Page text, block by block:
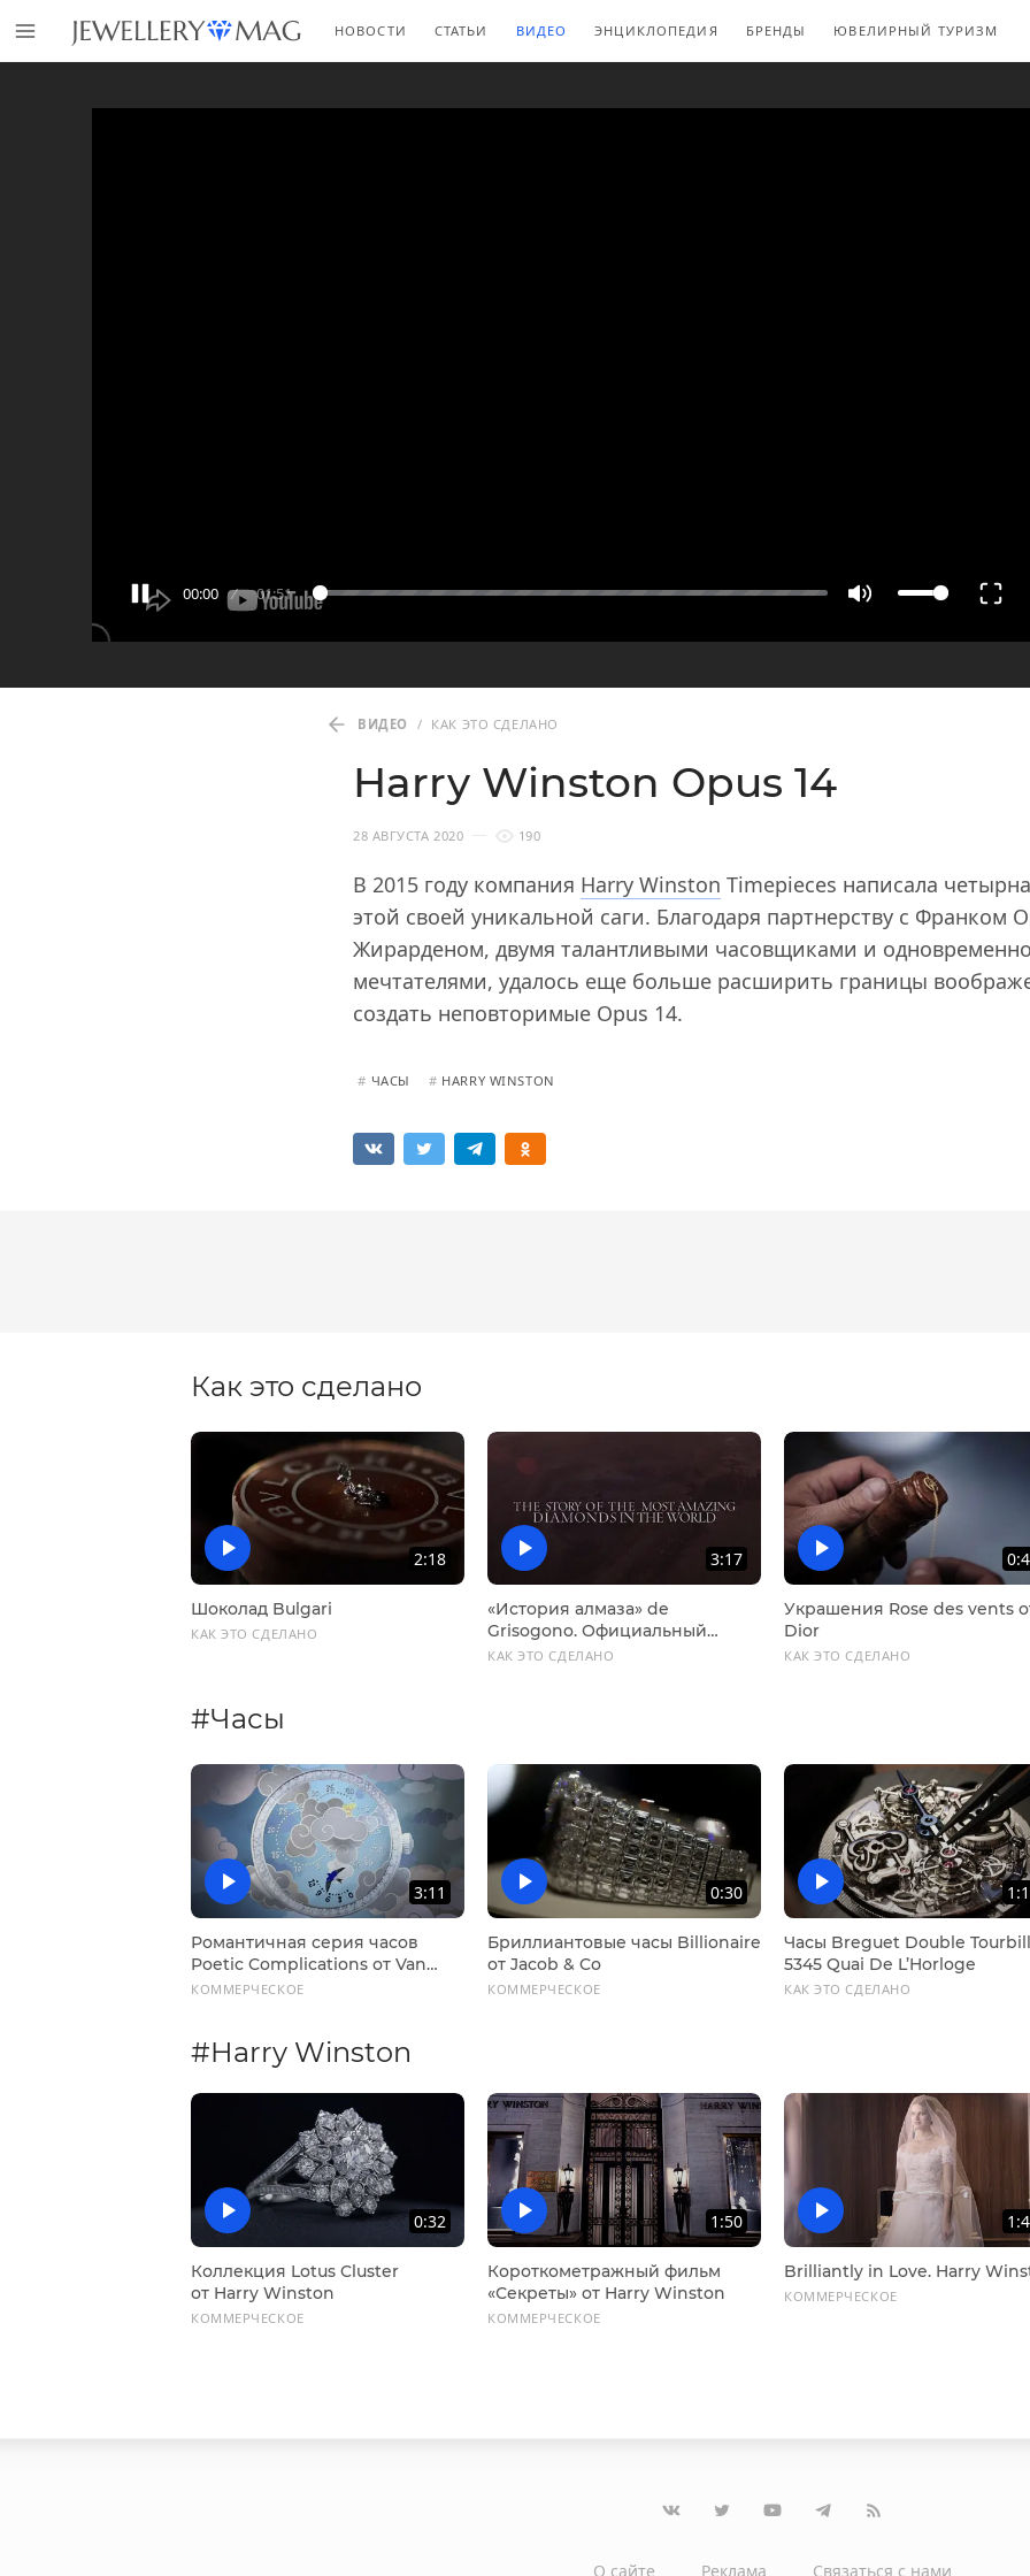
НОВОСТИ СТАТЬИ ВИДЕО ЭНЦИКЛОПЕДИЯ БРЕНДЫ ЮВЕЛИРНЫЙ ТУРИЗМ
00:00 01:51
ВИДЕО / КАК ЭТО СДЕЛАНО
Harry Winston Opus 14
28 АВГУСТА 2020 190
В 2015 году компания Harry Winston Timepieces написала
этой своей уникальной саги. Благодаря партнерству с Франком
Жирарденом, двумя талантливыми часовщиками и
мечтателями, удалось еще больше расширить границы
создать неповторимые Opus 14.
# ЧАСЫ # HARRY WINSTON
Как это сделано
2:18
Шоколад Bulgari
КАК ЭТО СДЕЛАНО
3:17
«История алмаза» de
Grisogono. Официальный
трейлер
КАК ЭТО СДЕЛАНО
Украшения Rose des vents
Dior
КАК ЭТО СДЕЛАНО
#Часы
3:11
Романтичная серия часов
Poetic Complications от Van
Cleef & Arpels
КОММЕРЧЕСКОЕ
0:30
Бриллиантовые часы Billionaire
от Jacob & Co
КОММЕРЧЕСКОЕ
Часы Breguet Double
5345 Quai De L’Horloge
КАК ЭТО СДЕЛАНО
#Harry Winston
0:32
Коллекция Lotus Cluster
от Harry Winston
КОММЕРЧЕСКОЕ
1:50
Короткометражный фильм
«Секреты» от Harry Winston
КОММЕРЧЕСКОЕ
Brilliantly in Love. Harry
КОММЕРЧЕСКОЕ
О сайте Реклама Связаться с нами